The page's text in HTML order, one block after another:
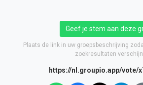
Geef je stem aan deze
Plaats de link in uw groepsbeschrijving
zoekresultaten
https://nl.groupio.app/vote/